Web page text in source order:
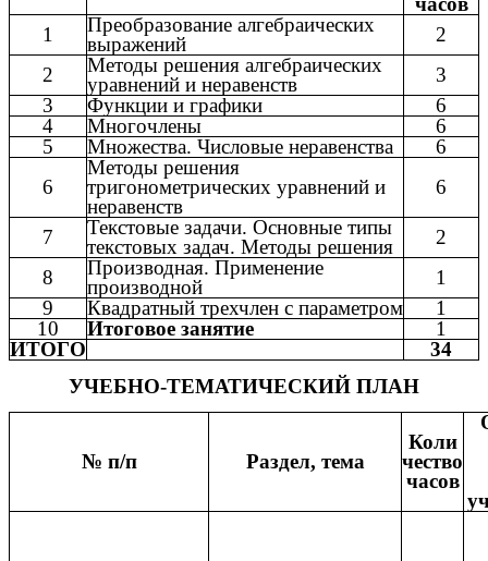
1
Преобразование алгебраических
выражений
2
2
Методы решения алгебраических
уравнений и неравенств
3
3
Функции и графики
6
4
Многочлены
6
5
Множества. Числовые неравенства
6
6
Методы решения
тригонометрических уравнений и
неравенств
6
7
Текстовые задачи. Основные типы
текстовых задач. Методы решения
2
8
Производная. Применение
производной
1
9
Квадратный трехчлен с параметром
1
10
Итоговое занятие
1
ИТОГО
34
УЧЕБНО-ТЕМАТИЧЕСКИЙ ПЛАН
№ п/п Раздел, тема
Коли
чество
часов